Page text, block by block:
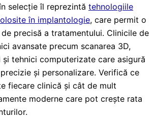
selecție îl reprezintă tehnologiile
în implantologie, care permit o
precisă a tratamentului. Clinicile de
avansate precum scanarea 3D,
și tehnici computerizate care asigură
și personalizare. Verifică ce
fiecare clinică și cât de mult
moderne care pot crește rata